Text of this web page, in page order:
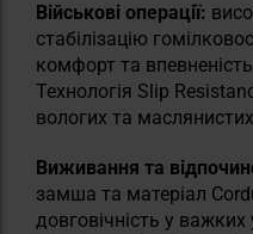
Військові операції:
стабілізацію
комфорт та
Технологія Slip
вологих та
Виживання та
замша та матеріал
довговічність у